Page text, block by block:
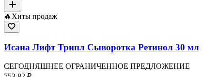
🔥Хиты продаж
Исана Лифт Трипл Сыворотка Ретинол 30 мл
СЕГОДНЯШНЕЕ ОГРАНИЧЕННОЕ ПРЕДЛОЖЕНИЕ